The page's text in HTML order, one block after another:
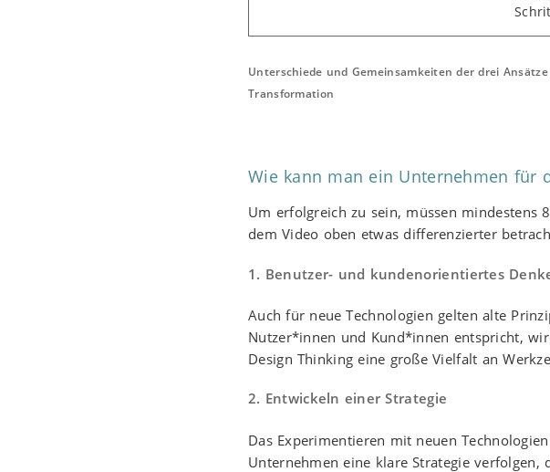
Unterschiede und Gemeinsamkeiten der drei
Transformation
Wie kann man ein Unternehmen für
Um erfolgreich zu sein, müssen mindestens
dem Video oben etwas differenzierter
1. Benutzer- und kundenorientiertes
Auch für neue Technologien gelten alte
Nutzer*innen und Kund*innen entspricht,
Design Thinking eine große Vielfalt an
2. Entwickeln einer Strategie
Das Experimentieren mit neuen
Unternehmen eine klare Strategie